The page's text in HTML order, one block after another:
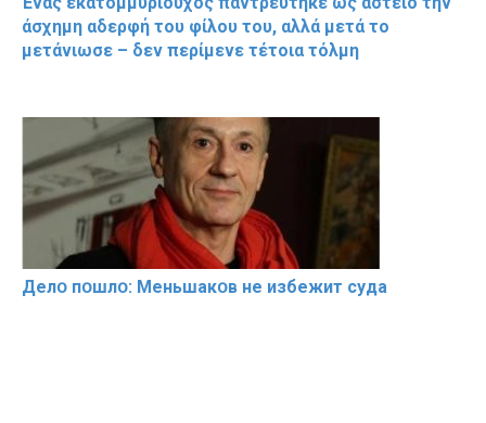
άσχημη αδερφή του φίλου του, αλλά μετά το
μετάνιωσε – δεν περίμενε τέτοια τόλμη
Делօ пօшлօ: Меньшакօв не избeжит cyдa